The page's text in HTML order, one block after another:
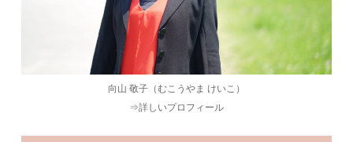
向山 敬子（むこうやま けいこ）
⇒詳しいプロフィール